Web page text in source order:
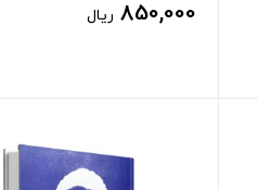
850,000 ریال